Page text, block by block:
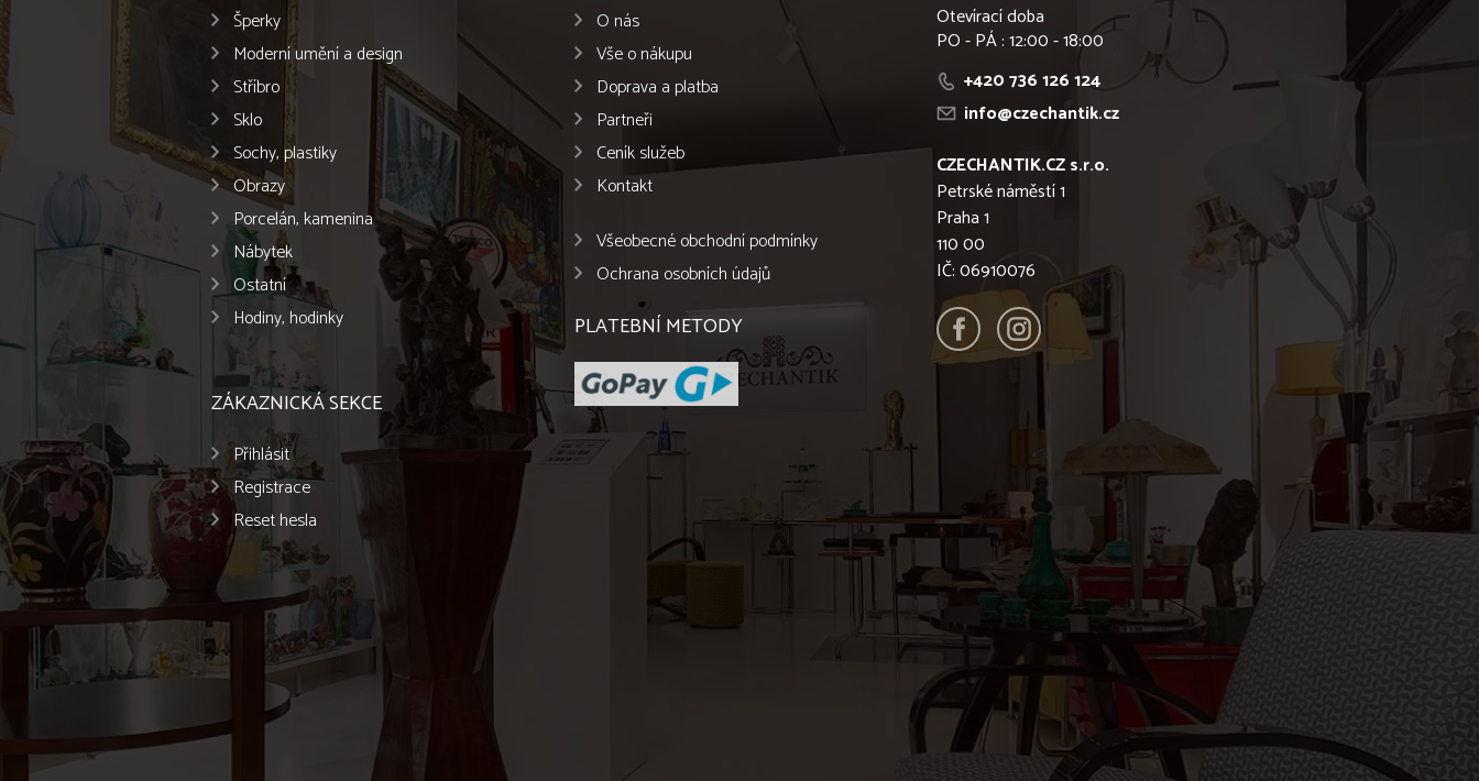
Šperky
Moderní umění a design
Stříbro
Sklo
Sochy, plastiky
Obrazy
Porcelán, kamenina
Nábytek
Ostatní
Hodiny, hodinky
ZÁKAZNICKÁ SEKCE
Přihlásit
Registrace
Reset hesla
O nás
Vše o nákupu
Doprava a platba
Partneři
Ceník služeb
Kontakt
Všeobecné obchodní podmínky
Ochrana osobních údajů
PLATEBNÍ METODY
Otevírací doba
PO - PÁ : 12:00 - 18:00
+420 736 126 124
info@czechantik.cz
CZECHANTIK.CZ s.r.o.
Petrské náměstí 1
Praha 1
110 00
IČ: 06910076